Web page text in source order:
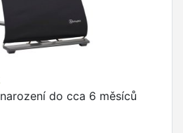
do cca 6 měsíců